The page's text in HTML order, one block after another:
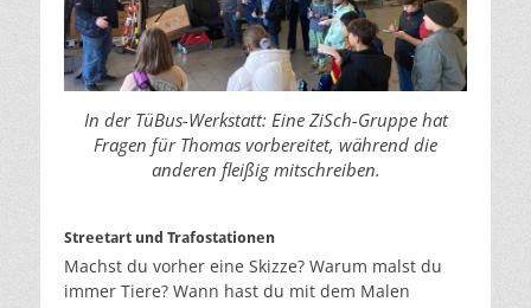
In der TüBus-Werkstatt: Eine ZiSch-Gruppe hat
Fragen für Thomas vorbereitet, während die
anderen fleißig mitschreiben.
Streetart und Trafostationen
Machst du vorher eine Skizze? Warum malst du
immer Tiere? Wann hast du mit dem Malen